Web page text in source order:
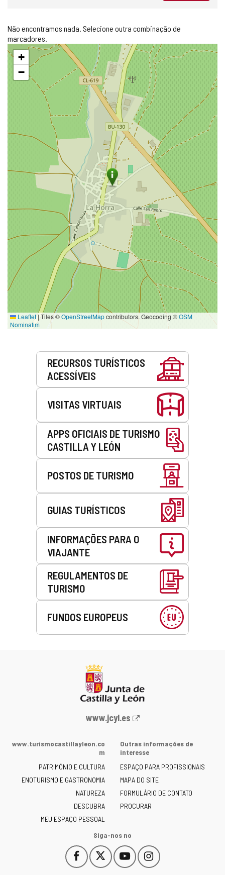
Não encontramos nada. Selecione outra combinação de
marcadores.
Pular
mapa
+
−
Leaflet|Tiles ©OpenStreetMapcontributors. Geocoding ©OSM
Nominatim
RECURSOS TURÍSTICOS
ACESSÍVEIS
VISITAS VIRTUAIS
APPS OFICIAIS DE TURISMO
CASTILLA Y LEÓN
POSTOS DE TURISMO
GUIAS TURÍSTICOS
INFORMAÇÕES PARA O
VIAJANTE
REGULAMENTOS DE
TURISMO
FUNDOS EUROPEUS
Portal
Junta
Castilla
y
León
-
www.jcyl.es
www.turismocastillayleon.co
m
PATRIMÓNIO E CULTURA
ENOTURISMO E GASTRONOMIA
NATUREZA
DESCUBRA
MEU ESPAÇO PESSOAL
Outras informações de
interesse
ESPAÇO PARA PROFISSIONAIS
MAPA DO SITE
FORMULÁRIO DE CONTATO
PROCURAR
Siga-nos no
Facebook
Este
enlace
Este
enlace
YouTube
Este
enlace
Instagram
Este
enlace